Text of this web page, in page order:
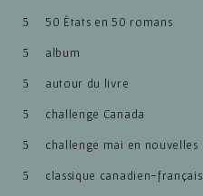
50 États en 50 romans
album
autour du livre
challenge Canada
challenge mai en nouvelles
classique canadien-français